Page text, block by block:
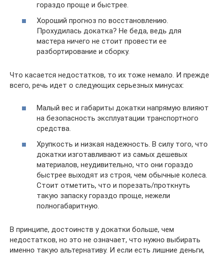
гораздо проще и быстрее.
Хороший прогноз по восстановлению.
Прохудилась докатка? Не беда, ведь для
мастера ничего не стоит провести ее
разбортирование и сборку.
Что касается недостатков, то их тоже немало. И прежде
всего, речь идет о следующих серьезных минусах:
Малый вес и габариты докатки напрямую влияют
на безопасность эксплуатации транспортного
средства.
Хрупкость и низкая надежность. В силу того, что
докатки изготавливают из самых дешевых
материалов, неудивительно, что они гораздо
быстрее выходят из строя, чем обычные колеса.
Стоит отметить, что и порезать/проткнуть
такую запаску гораздо проще, нежели
полногабаритную.
В принципе, достоинств у докатки больше, чем
недостатков, но это не означает, что нужно выбирать
именно такую альтернативу. И если есть лишние деньги,